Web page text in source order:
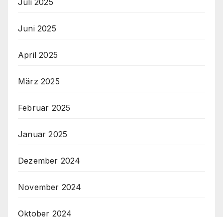
Juli 2025
Juni 2025
April 2025
März 2025
Februar 2025
Januar 2025
Dezember 2024
November 2024
Oktober 2024